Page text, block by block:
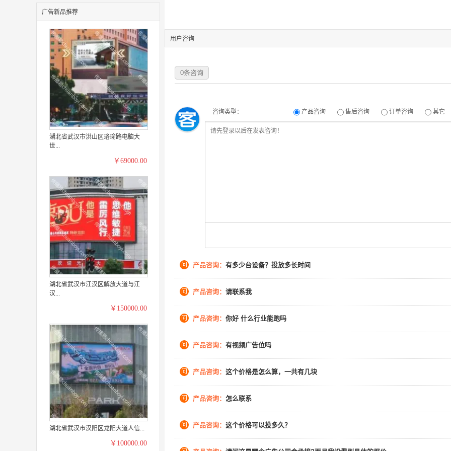
广告新品推荐
湖北省武汉市洪山区珞瑜路电脑大
世...
￥69000.00
湖北省武汉市江汉区解放大道与江
汉...
￥150000.00
湖北省武汉市汉阳区龙阳大道人信...
￥100000.00
用户咨询
0条咨询
咨询类型： 产品咨询 售后咨询 订单咨询 其它
问 产品咨询： 有多少台设备？投放多长时间
问 产品咨询： 请联系我
问 产品咨询： 你好 什么行业能跑吗
问 产品咨询： 有视频广告位吗
问 产品咨询： 这个价格是怎么算，一共有几块
问 产品咨询： 怎么联系
问 产品咨询： 这个价格可以投多久？